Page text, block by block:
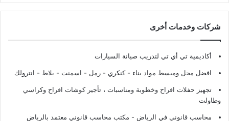
شركات وخدمات أخرى
أكاديمية تي أي تي لتدريب صيانة السيارات
افضل محل ومبسط مواد بناء - كنكري - رمل - اسمنت - بلاط - انترولك
تجهيز حفلات افراح وخطوبة ومناسبات ، تأجير كوشات افراح وكراسي
وطاولت
محاسب قانوني في الرياض - مكتب محاسب قانوني معتمد بالرياض